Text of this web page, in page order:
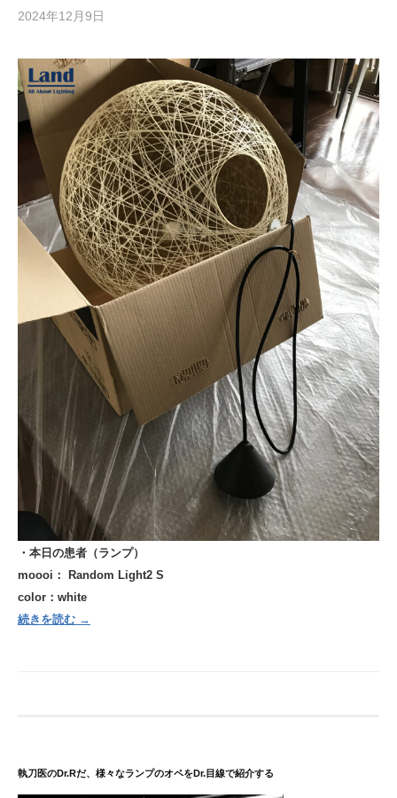
2024年12月9日
・本日の患者（ランプ）
moooi： Random Light2 S
color：white
続きを読む →
執刀医のDr.Rだ、様々なランプのオペをDr.目線で紹介する